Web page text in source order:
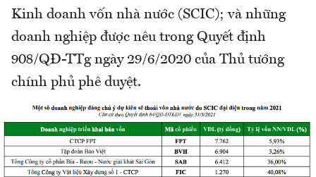
Kinh doanh vốn nhà nước (SCIC); và những
doanh nghiệp được nêu trong Quyết định
908/QĐ-TTg ngày 29/6/2020 của Thủ tướng
chính phủ phê duyệt.